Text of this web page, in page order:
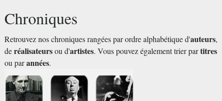
Chroniques
Retrouvez nos chroniques rangées par ordre alphabétique d'auteurs,
deréalisateursou d'artistes. Vous pouvez également trier partitres
ou parannées.